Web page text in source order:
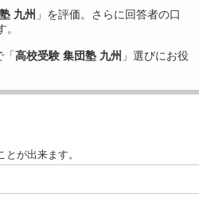
九州 」を評価。さらに回答者の口
「高校受験 集団塾 九州 」選びにお役
が出来ます。